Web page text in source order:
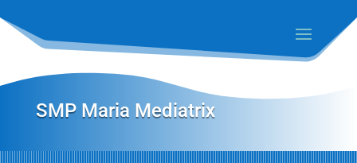
SMP Maria Mediatrix